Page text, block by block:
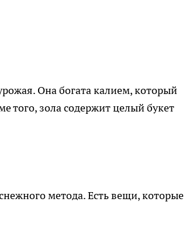
Она богата калием, который
того, зола содержит целый букет
метода. Есть вещи, которые